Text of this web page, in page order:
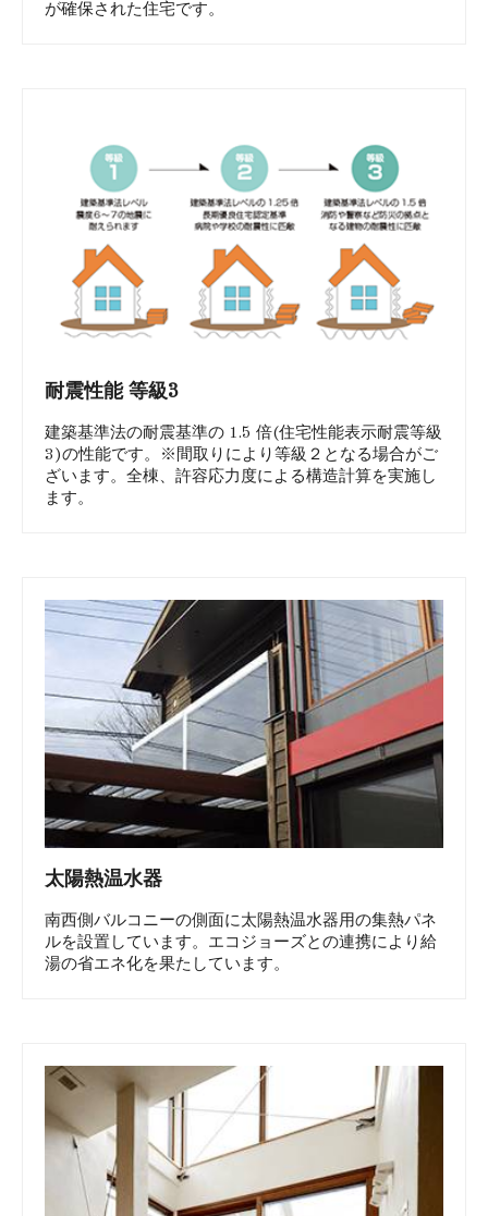
が確保された住宅です。
耐震性能 等級3
建築基準法の耐震基準の 1.5 倍(住宅性能表示耐震等級
3)の性能です。※間取りにより等級２となる場合がご
ざいます。全棟、許容応力度による構造計算を実施し
ます。
太陽熱温水器
南西側バルコニーの側面に太陽熱温水器用の集熱パネ
ルを設置しています。エコジョーズとの連携により給
湯の省エネ化を果たしています。